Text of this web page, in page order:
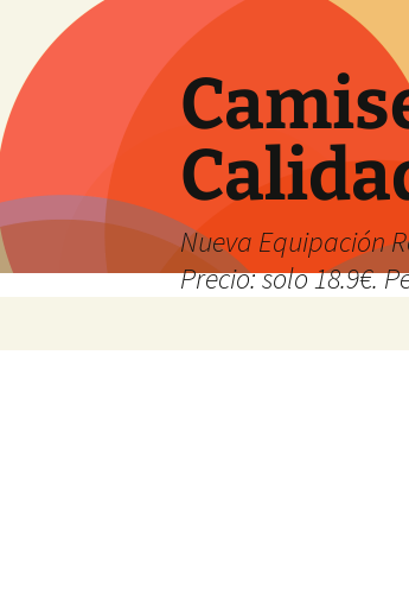
Nueva Equipación
Precio: solo 18.9€.